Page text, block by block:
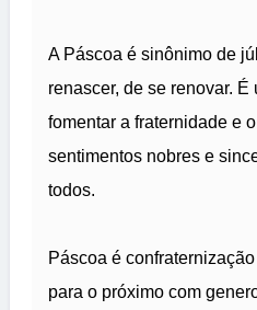
A Páscoa é sinônimo de
renascer, de se renovar. É
fomentar a fraternidade e
sentimentos nobres e
todos.
Páscoa é
para o próximo com